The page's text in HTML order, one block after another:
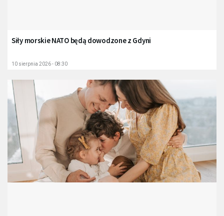
Siły morskie NATO będą dowodzone z Gdyni
10 sierpnia 2026 - 08:30